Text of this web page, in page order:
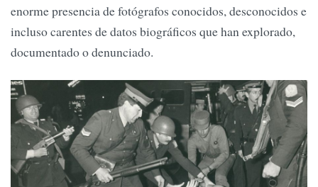
enorme presencia de fotógrafos conocidos, desconocidos e
incluso carentes de datos biográficos que han explorado,
documentado o denunciado.